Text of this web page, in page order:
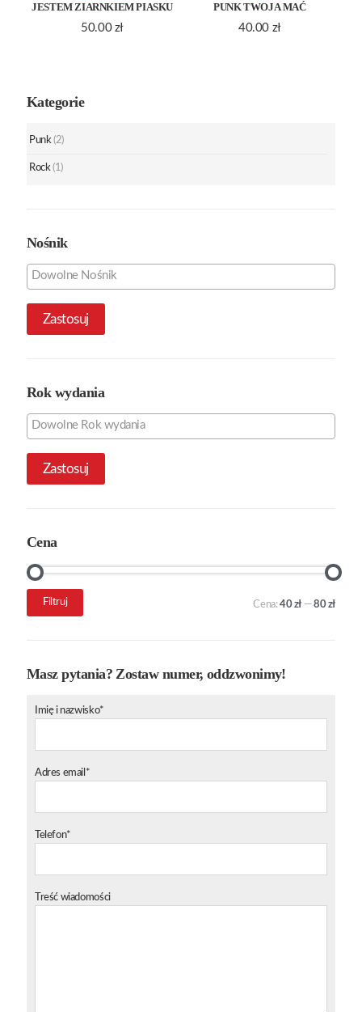
JESTEM ZIARNKIEM PIASKU
50.00 zł
PUNK TWOJA MAĆ
40.00 zł
Kategorie
Punk (2)
Rock (1)
Nośnik
Zastosuj
Rok wydania
Zastosuj
Cena
Cena
Cena
Filtruj Cena:40 zł —80 zł
Masz pytania? Zostaw numer, oddzwonimy!
Imię i nazwisko*
Adres email*
Telefon*
Treść wiadomości